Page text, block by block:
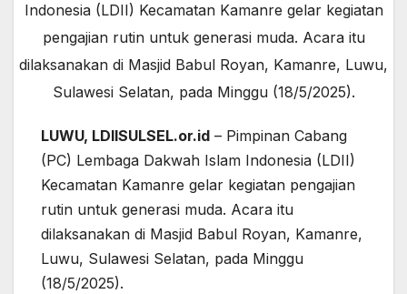
Indonesia (LDII) Kecamatan Kamanre gelar kegiatan
pengajian rutin untuk generasi muda. Acara itu
dilaksanakan di Masjid Babul Royan, Kamanre, Luwu,
Sulawesi Selatan, pada Minggu (18/5/2025).
LUWU, LDIISULSEL.or.id – Pimpinan Cabang
(PC) Lembaga Dakwah Islam Indonesia (LDII)
Kecamatan Kamanre gelar kegiatan pengajian
rutin untuk generasi muda. Acara itu
dilaksanakan di Masjid Babul Royan, Kamanre,
Luwu, Sulawesi Selatan, pada Minggu
(18/5/2025).